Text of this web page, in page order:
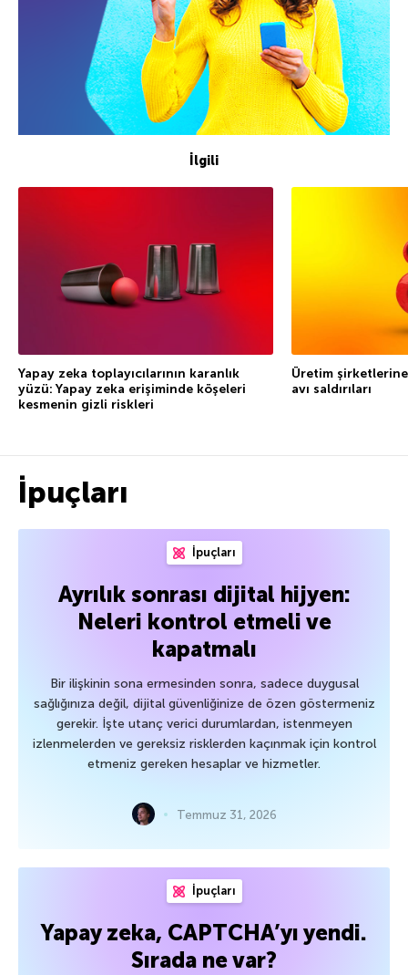
İlgili
Yapay zeka toplayıcılarının karanlık
yüzü: Yapay zeka erişiminde köşeleri
kesmenin gizli riskleri
Üretim
avı saldırıları
İpuçları
İpuçları
Ayrılık sonrası dijital hijyen:
Neleri kontrol etmeli ve
kapatmalı
Bir ilişkinin sona ermesinden sonra, sadece duygusal
sağlığınıza değil, dijital güvenliğinize de özen göstermeniz
gerekir. İşte utanç verici durumlardan, istenmeyen
izlenmelerden ve gereksiz risklerden kaçınmak için kontrol
etmeniz gereken hesaplar ve hizmetler.
Temmuz 31, 2026
İpuçları
Yapay zeka, CAPTCHA’yı yendi.
Sırada ne var?